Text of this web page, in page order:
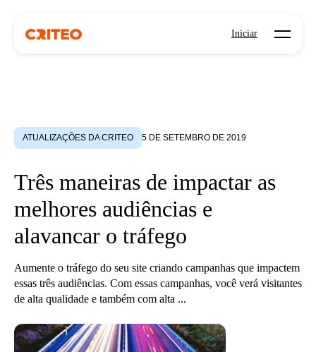
Iniciar Open
ATUALIZAÇÕES DA CRITEO 5 DE SETEMBRO DE 2019
Três maneiras de impactar as
melhores audiências e
alavancar o tráfego
Aumente o tráfego do seu site criando campanhas que impactem
essas três audiências. Com essas campanhas, você verá visitantes
de alta qualidade e também com alta ...